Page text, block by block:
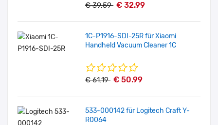
€ 39.59 € 32.99
1C-P1916-SDI-25R für Xiaomi
Handheld Vacuum Cleaner 1C
€ 61.19 € 50.99
533-000142 für Logitech Craft Y-
R0064